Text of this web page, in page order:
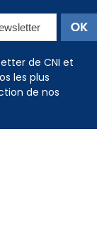
de CNI et
les plus
de nos